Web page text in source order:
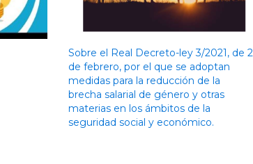
Sobre el Real Decreto-ley 3/2021, de 2
de febrero, por el que se adoptan
medidas para la reducción de la
brecha salarial de género y otras
materias en los ámbitos de la
seguridad social y económico.